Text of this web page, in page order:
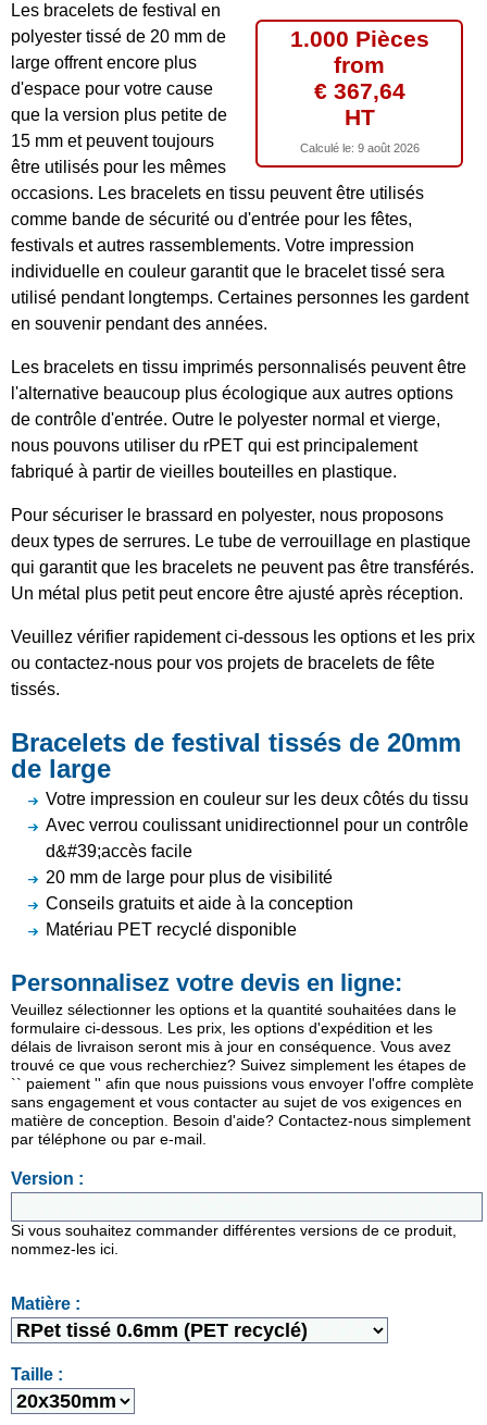
1.000 Pièces
from
€ 367,64
HT
Calculé le: 9 août 2026
Les bracelets de festival en
polyester tissé de 20 mm de
large offrent encore plus
d'espace pour votre cause
que la version plus petite de
15 mm et peuvent toujours
être utilisés pour les mêmes
occasions. Les bracelets en tissu peuvent être utilisés
comme bande de sécurité ou d'entrée pour les fêtes,
festivals et autres rassemblements. Votre impression
individuelle en couleur garantit que le bracelet tissé sera
utilisé pendant longtemps. Certaines personnes les gardent
en souvenir pendant des années.
Les bracelets en tissu imprimés personnalisés peuvent être
l'alternative beaucoup plus écologique aux autres options
de contrôle d'entrée. Outre le polyester normal et vierge,
nous pouvons utiliser du rPET qui est principalement
fabriqué à partir de vieilles bouteilles en plastique.
Pour sécuriser le brassard en polyester, nous proposons
deux types de serrures. Le tube de verrouillage en plastique
qui garantit que les bracelets ne peuvent pas être transférés.
Un métal plus petit peut encore être ajusté après réception.
Veuillez vérifier rapidement ci-dessous les options et les prix
ou contactez-nous pour vos projets de bracelets de fête
tissés.
Bracelets de festival tissés de 20mm
de large
Votre impression en couleur sur les deux côtés du tissu
Avec verrou coulissant unidirectionnel pour un contrôle
d&#39;accès facile
20 mm de large pour plus de visibilité
Conseils gratuits et aide à la conception
Matériau PET recyclé disponible
Personnalisez votre devis en ligne:
Veuillez sélectionner les options et la quantité souhaitées dans le
formulaire ci-dessous. Les prix, les options d'expédition et les
délais de livraison seront mis à jour en conséquence. Vous avez
trouvé ce que vous recherchiez? Suivez simplement les étapes de
`` paiement '' afin que nous puissions vous envoyer l'offre complète
sans engagement et vous contacter au sujet de vos exigences en
matière de conception. Besoin d'aide? Contactez-nous simplement
par téléphone ou par e-mail.
Version :
Si vous souhaitez commander différentes versions de ce produit,
nommez-les ici.
Matière :
Taille :